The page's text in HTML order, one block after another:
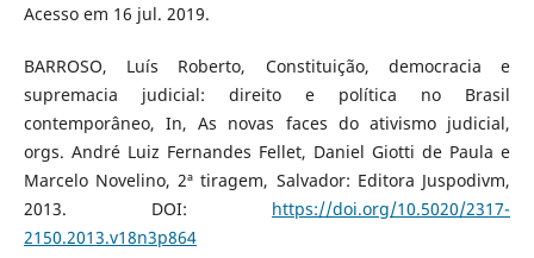
Acesso em 16 jul. 2019.
BARROSO, Luís Roberto, Constituição, democracia e
supremacia judicial: direito e política no Brasil
contemporâneo, In, As novas faces do ativismo judicial,
orgs. André Luiz Fernandes Fellet, Daniel Giotti de Paula e
Marcelo Novelino, 2ª tiragem, Salvador: Editora Juspodivm,
2013. DOI: https://doi.org/10.5020/2317-
2150.2013.v18n3p864